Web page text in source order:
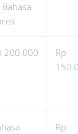
Bahasa
200.000
Rp
Rp